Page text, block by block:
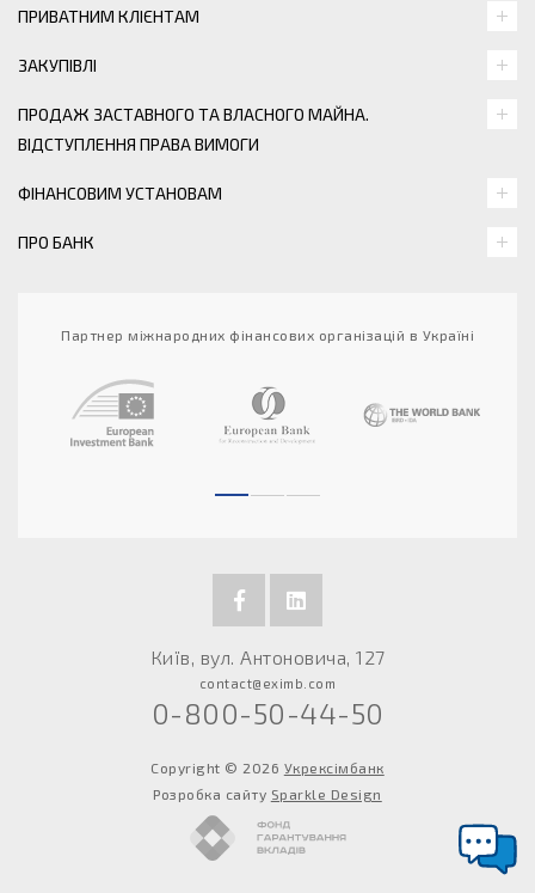
ПРИВАТНИМ КЛІЄНТАМ
ЗАКУПІВЛІ
ПРОДАЖ ЗАСТАВНОГО ТА ВЛАСНОГО МАЙНА.
ВІДСТУПЛЕННЯ ПРАВА ВИМОГИ
ФІНАНСОВИМ УСТАНОВАМ
ПРО БАНК
Партнер міжнародних фінансових організацій в Україні
Київ, вул. Антоновича, 127
contact@eximb.com
0-800-50-44-50
Copyright © 2026 Укрексімбанк
Розробка сайту Sparkle Design